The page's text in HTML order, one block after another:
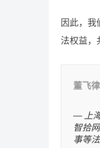
因此，我
法权益，
董飞
上
智拾
事等